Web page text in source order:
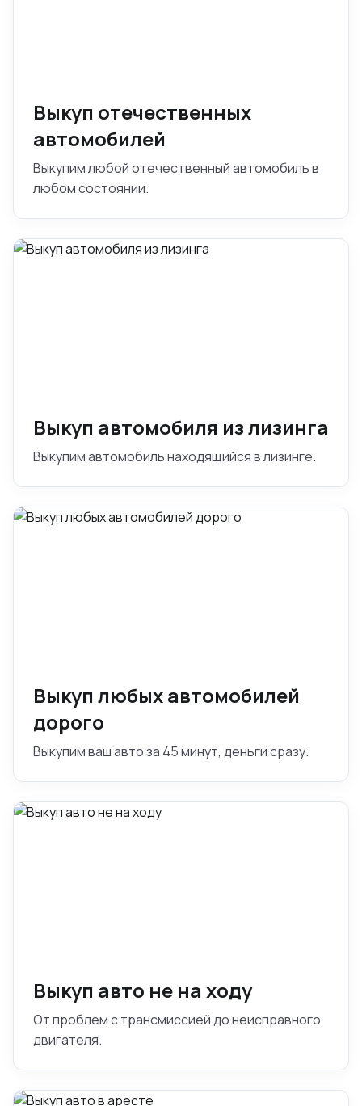
Выкуп отечественных
автомобилей
Выкупим любой отечественный автомобиль в
любом состоянии.
Выкуп автомобиля из лизинга
Выкупим автомобиль находящийся в лизинге.
Выкуп любых автомобилей
дорого
Выкупим ваш авто за 45 минут, деньги сразу.
Выкуп авто не на ходу
От проблем с трансмиссией до неисправного
двигателя.